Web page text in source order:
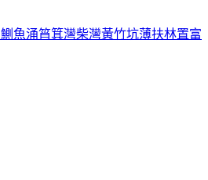
鰂魚涌筲箕灣柴灣黃竹坑薄扶林置富